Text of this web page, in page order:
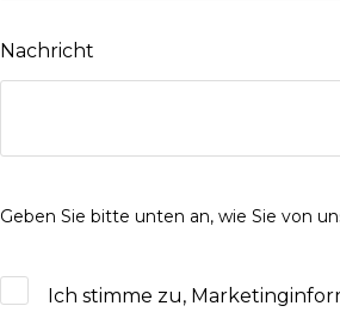
Nachricht
Geben Sie bitte unten an, wie Sie von
Ich stimme zu,